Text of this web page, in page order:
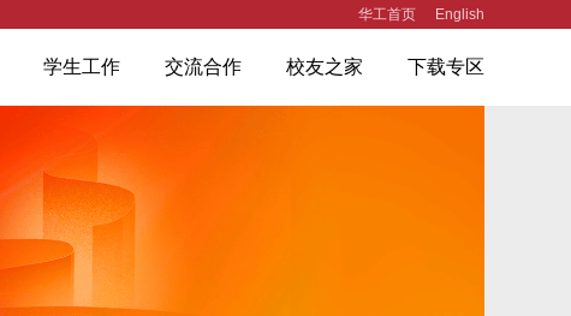
华工首页 English
学生工作 交流合作 校友之家 下载专区